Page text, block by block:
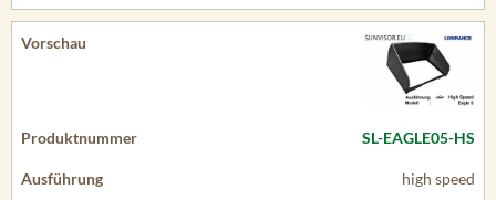
SL-EAGLE05-HS
high speed